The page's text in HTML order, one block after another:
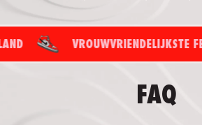
VROUWVRIENDELIJKSTE FEESTJE
FAQ